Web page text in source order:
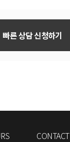
빠른 상담 신청하기
CONTACT